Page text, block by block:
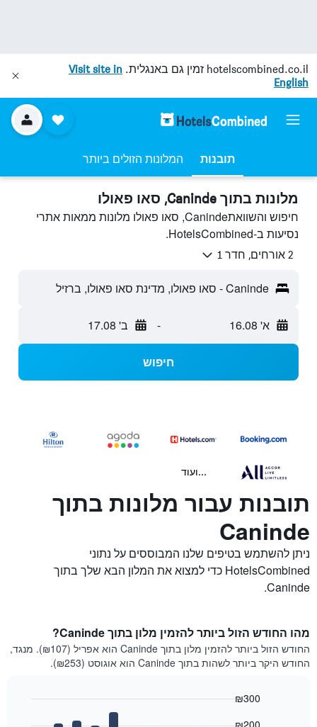
hotelscombined.co.il זמין גם באנגלית. Visit site in
English
תובנות המלונות הזולים ביותר
מלונות בתוך Caninde, סאו פאולו
חיפוש והשוואתCaninde, סאו פאולו מלונות ממאות אתרי
נסיעות ב-HotelsCombined.
2 אורחים, חדר 1
Caninde - סאו פאולו, מדינת סאו פאולו, ברזיל
א' 16.08 - ב' 17.08
חיפוש
...ועוד
תובנות עבור מלונות בתוך
Caninde
ניתן להשתמש בטיפים שלנו המבוססים על נתוני
HotelsCombined כדי למצוא את המלון הבא שלך בתוך
Caninde.
מהו החודש הזול ביותר להזמין מלון בתוך Caninde?
החודש הזול ביותר להזמין מלון בתוך Caninde הוא אפריל (₪107). מנגד,
החודש היקר ביותר לשהות בתוך Caninde הוא אוגוסט (₪253).
₪300